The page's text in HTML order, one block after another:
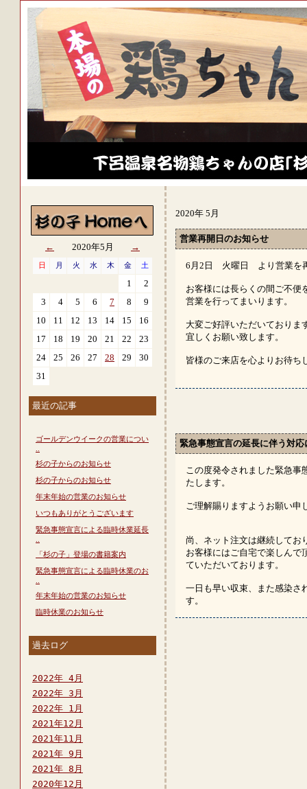
← 2020年5月 →
日 月 火 水 木 金 土
1
2
3
4 5 6 7 8
9
10
11 12 13 14 15
16
17
18 19 20 21 22
23
24
25 26 27 28 29
30
31
最近の記事
ゴールデンウイークの営業につい
杉の子からのお知らせ
杉の子からのお知らせ
年末年始の営業のお知らせ
いつもありがとうございます
緊急事態宣言による臨時休業延長
「杉の子」登場の書籍案内
緊急事態宣言による臨時休業のお
年末年始の営業のお知らせ
臨時休業のお知らせ
過去ログ
2022年 4月
2022年 3月
2022年 1月
2021年12月
2021年11月
2021年 9月
2021年 8月
2020年12月
2020年 5月
営業再開日のお知らせ
6月2日 火曜日 より営業を
お客様には長らくの間ご不便
営業を行ってまいります。
大変ご好評いただいておりま
宜しくお願い致します。
皆様のご来店を心よりお待ち
緊急事態宣言の延長に伴う対応
この度発令されました緊急事
たします。
ご理解賜りますようお願い申
尚、ネット注文は継続して
お客様にはご自宅で楽しんで
ていただいております。
一日も早い収束、また感染さ
す。